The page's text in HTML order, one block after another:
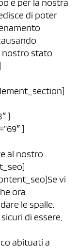
e per la nostra
di poter
nostro stato
]
]
al nostro
vi
ora
le spalle.
di essere,
abituati a